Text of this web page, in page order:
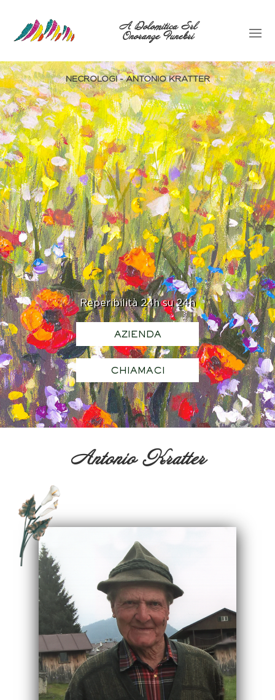
A Dolomitica Srl
Onoranze Funebri
Reperibilità 24h su 24h
AZIENDA
CHIAMACI
NECROLOGI - ANTONIO KRATTER
Antonio Kratter